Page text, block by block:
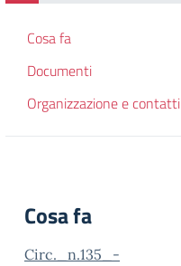
Cosa fa
Documenti
Organizzazione e contatti
Cosa fa
Circ._n.135_-